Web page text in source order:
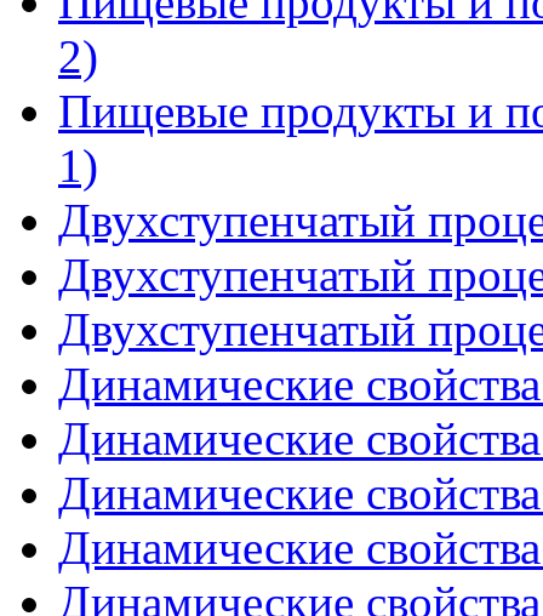
2)
Пищевые продукты и
1)
Двухступенчатый
Двухступенчатый
Двухступенчатый
Динамические
Динамические
Динамические
Динамические
Динамические